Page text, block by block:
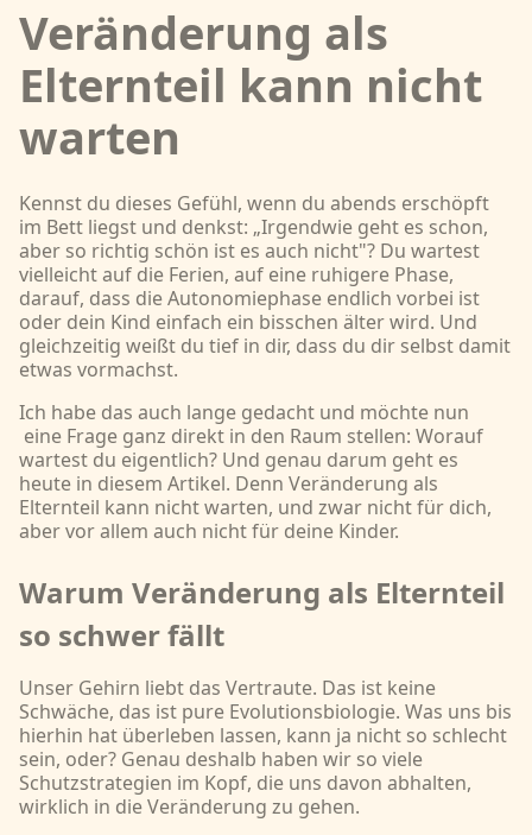
Veränderung als
Elternteil kann nicht
warten
Kennst du dieses Gefühl, wenn du abends erschöpft
im Bett liegst und denkst: „Irgendwie geht es schon,
aber so richtig schön ist es auch nicht"? Du wartest
vielleicht auf die Ferien, auf eine ruhigere Phase,
darauf, dass die Autonomiephase endlich vorbei ist
oder dein Kind einfach ein bisschen älter wird. Und
gleichzeitig weißt du tief in dir, dass du dir selbst damit
etwas vormachst.
Ich habe das auch lange gedacht und möchte nun
eine Frage ganz direkt in den Raum stellen: Worauf
wartest du eigentlich? Und genau darum geht es
heute in diesem Artikel. Denn Veränderung als
Elternteil kann nicht warten, und zwar nicht für dich,
aber vor allem auch nicht für deine Kinder.
Warum Veränderung als Elternteil
so schwer fällt
Unser Gehirn liebt das Vertraute. Das ist keine
Schwäche, das ist pure Evolutionsbiologie. Was uns bis
hierhin hat überleben lassen, kann ja nicht so schlecht
sein, oder? Genau deshalb haben wir so viele
Schutzstrategien im Kopf, die uns davon abhalten,
wirklich in die Veränderung zu gehen.